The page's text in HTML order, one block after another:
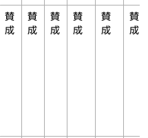
賛
成
賛
成
賛
成
賛
成
賛
成
賛
成